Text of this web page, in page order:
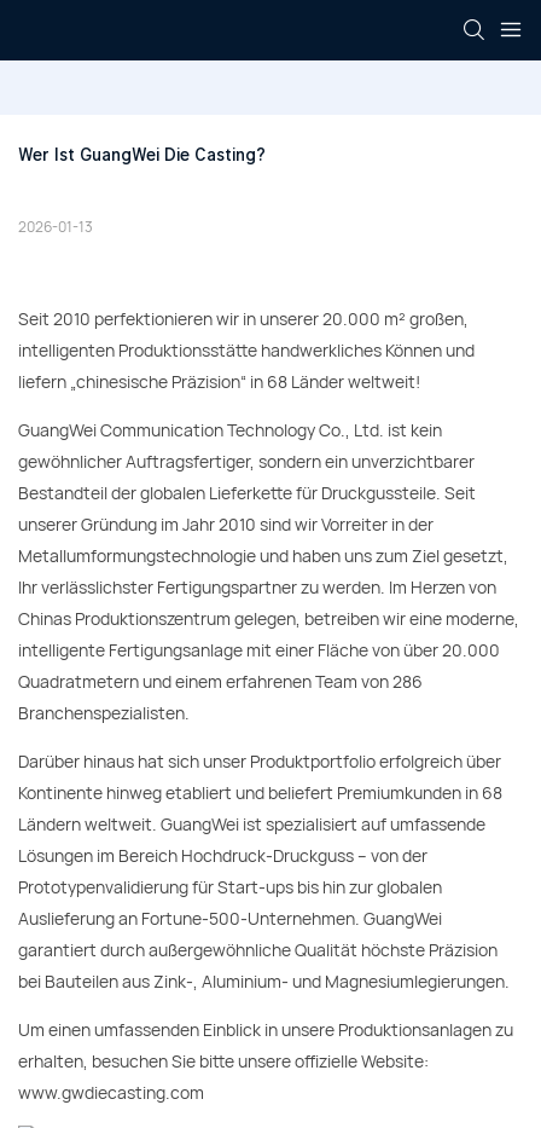
Wer Ist GuangWei Die Casting?
2026-01-13
Seit 2010 perfektionieren wir in unserer 20.000 m² großen,
intelligenten Produktionsstätte handwerkliches Können und
liefern „chinesische Präzision“ in 68 Länder weltweit!
GuangWei Communication Technology Co., Ltd. ist kein
gewöhnlicher Auftragsfertiger, sondern ein unverzichtbarer
Bestandteil der globalen Lieferkette für Druckgussteile. Seit
unserer Gründung im Jahr 2010 sind wir Vorreiter in der
Metallumformungstechnologie und haben uns zum Ziel gesetzt,
Ihr verlässlichster Fertigungspartner zu werden. Im Herzen von
Chinas Produktionszentrum gelegen, betreiben wir eine moderne,
intelligente Fertigungsanlage mit einer Fläche von über 20.000
Quadratmetern und einem erfahrenen Team von 286
Branchenspezialisten.
Darüber hinaus hat sich unser Produktportfolio erfolgreich über
Kontinente hinweg etabliert und beliefert Premiumkunden in 68
Ländern weltweit. GuangWei ist spezialisiert auf umfassende
Lösungen im Bereich Hochdruck-Druckguss – von der
Prototypenvalidierung für Start-ups bis hin zur globalen
Auslieferung an Fortune-500-Unternehmen. GuangWei
garantiert durch außergewöhnliche Qualität höchste Präzision
bei Bauteilen aus Zink-, Aluminium- und Magnesiumlegierungen.
Um einen umfassenden Einblick in unsere Produktionsanlagen zu
erhalten, besuchen Sie bitte unsere offizielle Website:
www.gwdiecasting.com